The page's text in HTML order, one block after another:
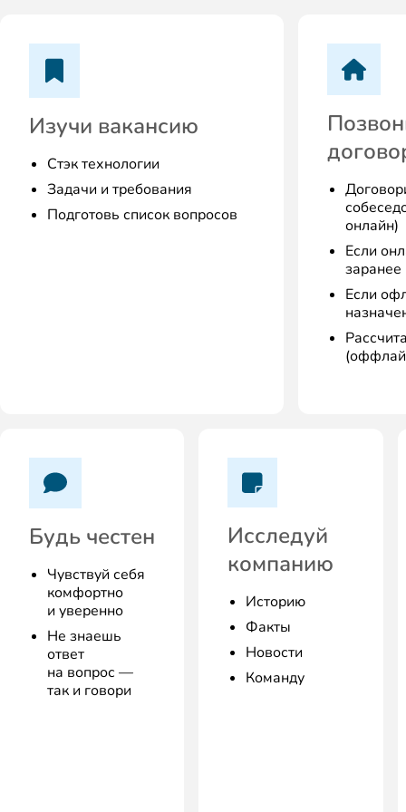
Изучи вакансию
Стэк технологии
Задачи и требования
Подготовь список вопросов
онлайн)
Если
заранее
Если
Будь честен
Чувствуй себя
комфортно
и уверенно
Не знаешь
ответ
на вопрос —
так и говори
Исследуй
компанию
Историю
Факты
Новости
Команду